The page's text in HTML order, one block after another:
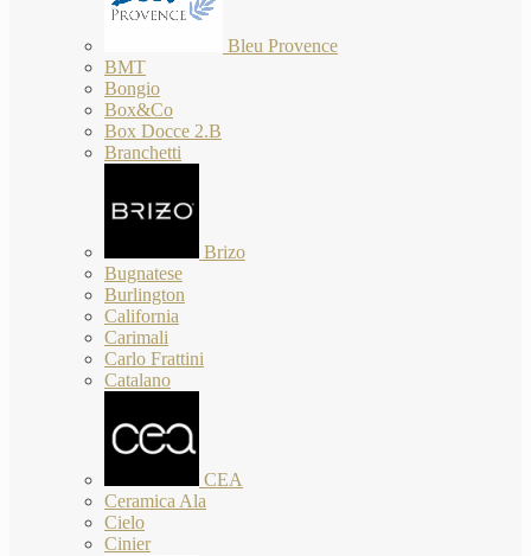
Bleu Provence
BMT
Bongio
Box&Co
Box Docce 2.B
Branchetti
Brizo
Bugnatese
Burlington
California
Carimali
Carlo Frattini
Catalano
CEA
Ceramica Ala
Cielo
Cinier